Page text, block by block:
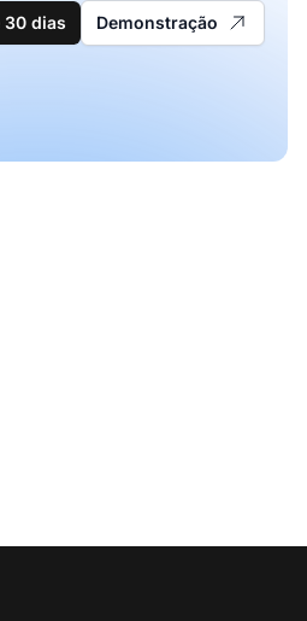
dias Demonstração